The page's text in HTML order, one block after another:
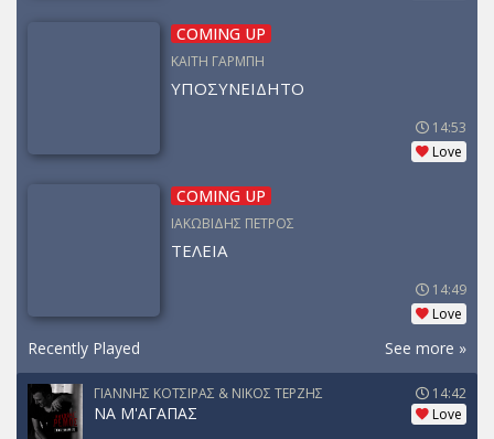
COMING UP
ΚΑΙΤΗ ΓΑΡΜΠΗ
ΥΠΟΣΥΝΕΙΔΗΤΟ
14:53
Love
COMING UP
ΙΑΚΩΒΙΔΗΣ ΠΕΤΡΟΣ
ΤΕΛΕΙΑ
14:49
Love
Recently Played See more »
ΓΙΑΝΝΗΣ ΚΟΤΣΙΡΑΣ & ΝΙΚΟΣ ΤΕΡΖΗΣ
ΝΑ Μ'ΑΓΑΠΑΣ
14:42
Love